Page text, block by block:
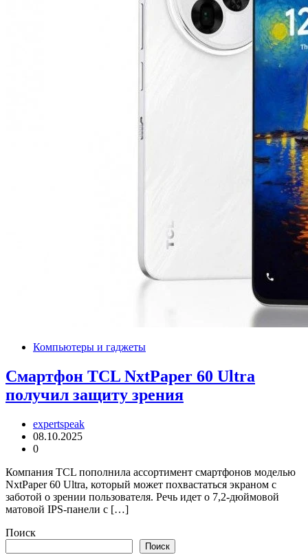
Компьютеры и гаджеты
Смартфон TCL NxtPaper 60 Ultra
получил защиту зрения
expertspeak
08.10.2025
0
Компания TCL пополнила ассортимент смартфонов моделью
NxtPaper 60 Ultra, который может похвастаться экраном с
заботой о зрении пользователя. Речь идет о 7,2-дюймовой
матовой IPS-панели с […]
Поиск
Поиск